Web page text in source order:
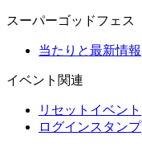
スーパーゴッドフェス
当たりと最新情報
イベント関連
リセットイベント
ログインスタンプ